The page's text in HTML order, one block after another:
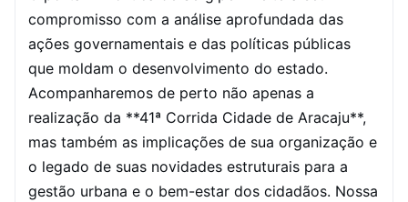
compromisso com a análise aprofundada das
ações governamentais e das políticas públicas
que moldam o desenvolvimento do estado.
Acompanharemos de perto não apenas a
realização da **41ª Corrida Cidade de Aracaju**,
mas também as implicações de sua organização e
o legado de suas novidades estruturais para a
gestão urbana e o bem-estar dos cidadãos. Nossa